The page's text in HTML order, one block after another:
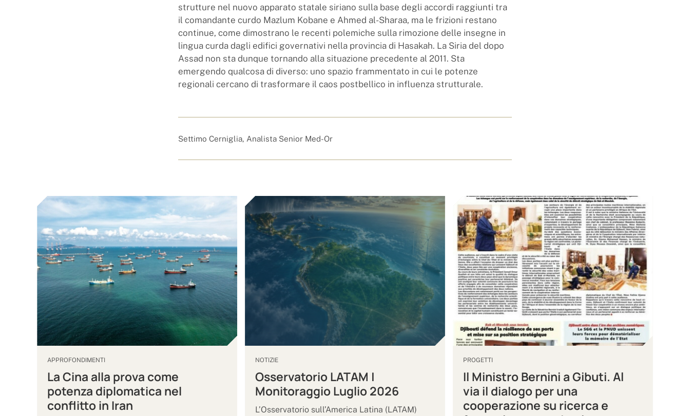
strutture nel nuovo apparato statale siriano sulla base degli accordi raggiunti tra
il comandante curdo Mazlum Kobane e Ahmed al-Sharaa, ma le frizioni restano
continue, come dimostrano le recenti polemiche sulla rimozione delle insegne in
lingua curda dagli edifici governativi nella provincia di Hasakah. La Siria del dopo
Assad non sta dunque tornando alla situazione precedente al 2011. Sta
emergendo qualcosa di diverso: uno spazio frammentato in cui le potenze
regionali cercano di trasformare il caos postbellico in influenza strutturale.
Settimo Cerniglia, Analista Senior Med-Or
APPROFONDIMENTI
La Cina alla prova come
potenza diplomatica nel
conflitto in Iran
NOTIZIE
Osservatorio LATAM |
Monitoraggio Luglio 2026
L’Osservatorio sull’America Latina (LATAM)
PROGETTI
Il Ministro Bernini a Gibuti. Al
via il dialogo per una
cooperazione su ricerca e